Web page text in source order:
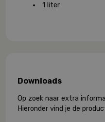
1 liter
Downloads
Op zoek naar extra
Hieronder vind je de